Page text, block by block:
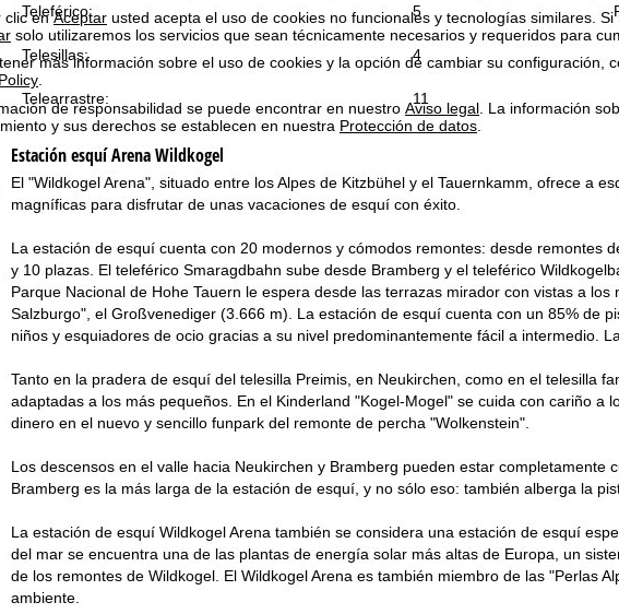
clic enAceptar usted acepta el uso de cookies no funcionales y tecnologías similares. Si
solo utilizaremos los servicios que sean técnicamente necesarios y requeridos para
más información sobre el uso de cookies y la opción de cambiar su configuración,
de responsabilidad se puede encontrar en nuestro Aviso legal . La información
y sus derechos se establecen en nuestra Protección de datos
i
n
c
i
p
l
Teleférico: 5
Telesillas: 4
Telearrastre: 11
Estación esquíArena Wildkogel
El "Wildkogel Arena", situado entre los Alpes de Kitzbühel y el Tauernkamm, ofrece a
magníficas para disfrutar de unas vacaciones de esquí con éxito.
La estación de esquí cuenta con 20 modernos y cómodos remontes: desde remontes
y 10 plazas. El teleférico Smaragdbahn sube desde Bramberg y el teleférico
Parque Nacional de Hohe Tauern le espera desde las terrazas mirador con vistas a
Salzburgo", el Großvenediger (3.666 m). La estación de esquí cuenta con un 85% de
niños y esquiadores de ocio gracias a su nivel predominantemente fácil a intermedio.
Tanto en la pradera de esquí del telesilla Preimis, en Neukirchen, como en el telesilla
adaptadas a los más pequeños. En el Kinderland "Kogel-Mogel" se cuida con cariño
dinero en el nuevo y sencillo funpark del remonte de percha "Wolkenstein".
Los descensos en el valle hacia Neukirchen y Bramberg pueden estar
Bramberg es la más larga de la estación de esquí, y no sólo eso: también alberga la
La estación de esquí Wildkogel Arena también se considera una estación de esquí
del mar se encuentra una de las plantas de energía solar más altas de Europa, un
de los remontes de Wildkogel. El Wildkogel Arena es también miembro de las "Perlas
ambiente.